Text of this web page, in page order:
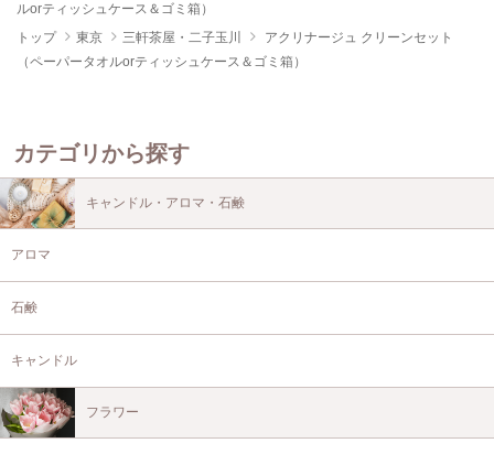
ルorティッシュケース＆ゴミ箱）
トップ
東京 三軒茶屋・二子玉川
アクリナージュ クリーンセット
（ペーパータオルorティッシュケース＆ゴミ箱）
カテゴリから探す
キャンドル・アロマ・石鹸
アロマ
石鹸
キャンドル
フラワー